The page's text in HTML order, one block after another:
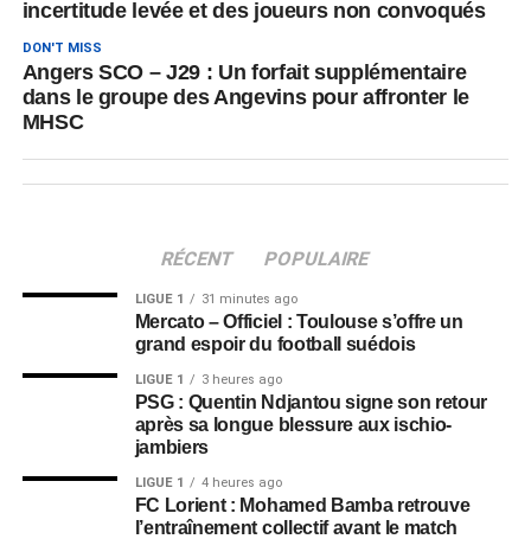
incertitude levée et des joueurs non convoqués
DON'T MISS
Angers SCO – J29 : Un forfait supplémentaire
dans le groupe des Angevins pour affronter le
MHSC
RÉCENT POPULAIRE
LIGUE 1 31 minutes ago
Mercato – Officiel : Toulouse s’offre un
grand espoir du football suédois
LIGUE 1 3 heures ago
PSG : Quentin Ndjantou signe son retour
après sa longue blessure aux ischio-
jambiers
LIGUE 1 4 heures ago
FC Lorient : Mohamed Bamba retrouve
l’entraînement collectif avant le match